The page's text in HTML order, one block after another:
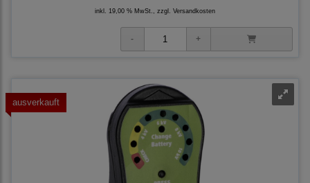
inkl. 19,00 % MwSt., zzgl. Versandkosten
ausverkauft